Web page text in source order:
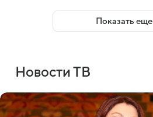
Показать еще
Новости ТВ